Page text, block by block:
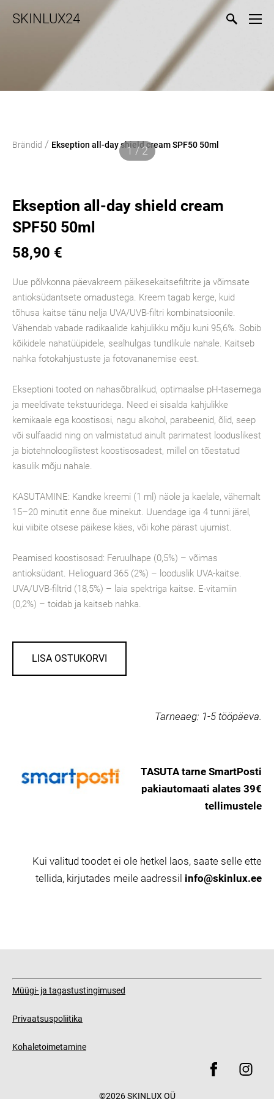
SKINLUX24
Brändid / Ekseption all-day shield cream SPF50 50ml
1 / 2
Ekseption all-day shield cream
SPF50 50ml
58,90 €
Uue põlvkonna päevakreem päikesekaitsefiltrite ja võimsate
antioksüdantsete omadustega. Kreem tagab kerge, kuid
tõhusa kaitse tänu nelja UVA/UVB-filtri kombinatsioonile.
Vähendab vabade radikaalide kahjulikku mõju kuni 95,6%. Sobib
kõikidele nahatüüpidele, sealhulgas tundlikule nahale. Kaitseb
nahka fotokahjustuste ja fotovananemise eest.
Ekseptioni tooted on nahasõbralikud, optimaalse pH-tasemega
ja meeldivate tekstuuridega. Need ei sisalda kahjulikke
kemikaale ega koostisosi, nagu alkohol, parabeenid, õlid, seep
või sulfaadid ning on valmistatud ainult parimatest looduslikest
ja biotehnoloogilistest koostisosadest, millel on tõestatud
kasulik mõju nahale.
KASUTAMINE: Kandke kreemi (1 ml) näole ja kaelale, vähemalt
15–20 minutit enne õue minekut. Uuendage iga 4 tunni järel,
kui viibite otsese päikese käes, või kohe pärast ujumist.
Peamised koostisosad: Feruulhape (0,5%) – võimas
antioksüdant. Helioguard 365 (2%) – looduslik UVA-kaitse.
UVA/UVB-filtrid (18,5%) – laia spektriga kaitse. E-vitamiin
(0,2%) – toidab ja kaitseb nahka.
LISA OSTUKORVI
Tarneaeg: 1-5 tööpäeva.
TASUTA tarne SmartPosti
pakiautomaati alates 39€
tellimustele
Kui valitud toodet ei ole hetkel laos, saate selle ette
tellida, kirjutades meile aadressil info@skinlux.ee
Müügi- ja tagastustingimused
Privaatsuspoliitika
Kohaletoimetamine
©2026 SKINLUX OÜ